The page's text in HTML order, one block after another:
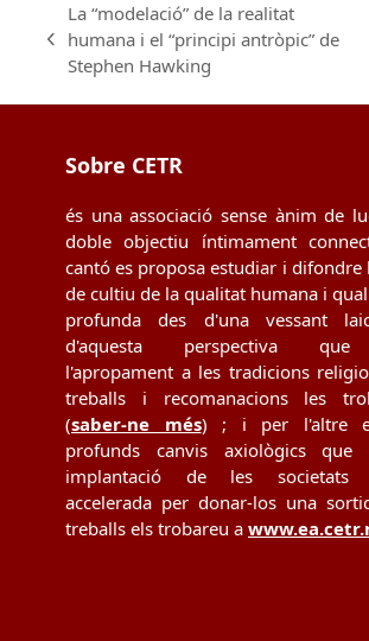
previous
post:
La “modelació” de la realitat
humana i el “principi antròpic” de
Stephen Hawking
Sobre CETR
és una associació sense ànim de
doble objectiu íntimament
cantó es proposa estudiar i difondre
de cultiu de la qualitat humana i
profunda des d'una vessant
d'aquesta perspectiva que
l'apropament a les tradicions
treballs i recomanacions les
(saber-ne més) ; i per l'altre
profunds canvis axiològics que
implantació de les societats
accelerada per donar-los una
treballs els trobareu a